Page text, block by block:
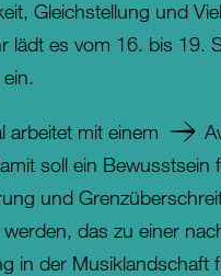
Gleichstellung und
lädt es vom 16. bis 19.
arbeitet mit einem
soll ein Bewusstsein
und
das zu einer
in der Musiklandschaft